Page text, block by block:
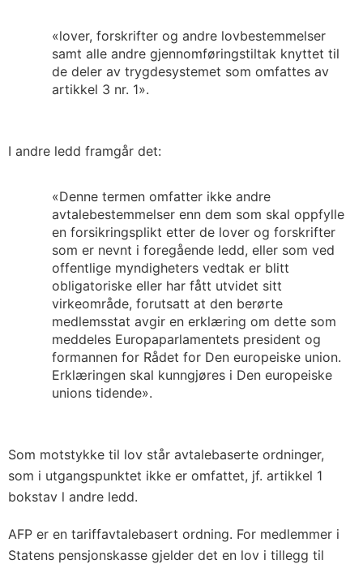
«lover, forskrifter og andre lovbestemmelser
samt alle andre gjennomføringstiltak knyttet til
de deler av trygdesystemet som omfattes av
artikkel 3 nr. 1».
I andre ledd framgår det:
«Denne termen omfatter ikke andre
avtalebestemmelser enn dem som skal oppfylle
en forsikringsplikt etter de lover og forskrifter
som er nevnt i foregående ledd, eller som ved
offentlige myndigheters vedtak er blitt
obligatoriske eller har fått utvidet sitt
virkeområde, forutsatt at den berørte
medlemsstat avgir en erklæring om dette som
meddeles Europaparlamentets president og
formannen for Rådet for Den europeiske union.
Erklæringen skal kunngjøres i Den europeiske
unions tidende».
Som motstykke til lov står avtalebaserte ordninger,
som i utgangspunktet ikke er omfattet, jf. artikkel 1
bokstav l andre ledd.
AFP er en tariffavtalebasert ordning. For medlemmer i
Statens pensjonskasse gjelder det en lov i tillegg til